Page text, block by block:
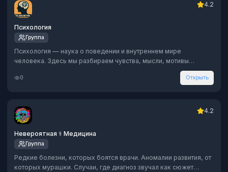
4.2
Психология
Группа
Психология — наука о поведении и внутреннем мире
человека. Здесь мы разбираем чувства, мысли, мотивы
взаимодействия между людьми. Обсудим психологические
0 Открыть
4.2
Невероятная ⚕️ Медицина
Группа
Редкие болезни, которых боятся врачи. Аномалии развития, от
которых мурашки. Случаи, где диагноз звучал как сюжет